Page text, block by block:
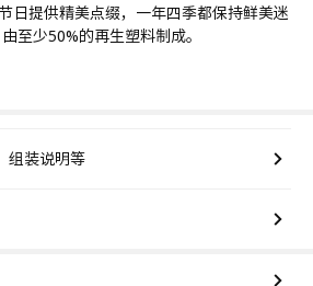
日提供精美点缀，一年四季都保持鲜美迷
至少50%的再生塑料制成。
组装说明等